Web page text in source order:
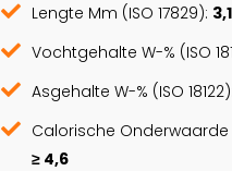
Lengte Mm (ISO 17829):
Vochtgehalte W-% (ISO
Asgehalte W-% (ISO 18122):
Calorische Onderwaarde
≥ 4,6